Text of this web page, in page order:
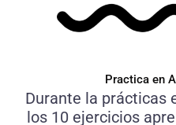
Practica en
Durante la prácticas
los 10 ejercicios